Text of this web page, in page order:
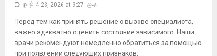
ဇူလိုင် 23, 2026 at 9:27 ညနေ
Перед тем как принять решение о вызове специалиста,
важно адекватно оценить состояние зависимого. Наши
врачи рекомендуют немедленно обратиться за помощью
при появлении следующих признаков: